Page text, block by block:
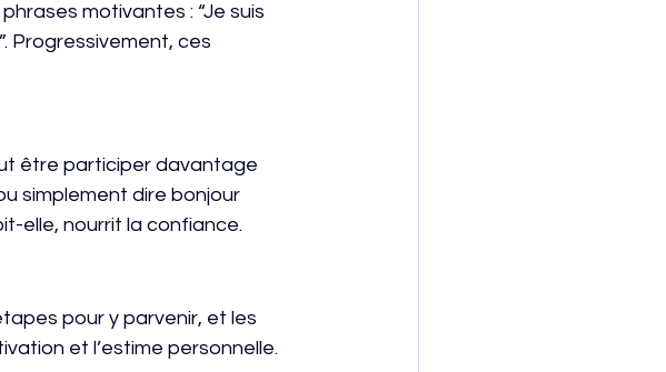
motivantes : “Je suis
Progressivement, ces
être participer davantage
simplement dire bonjour
elle, nourrit la confiance.
pour y parvenir, et les
et l’estime personnelle.